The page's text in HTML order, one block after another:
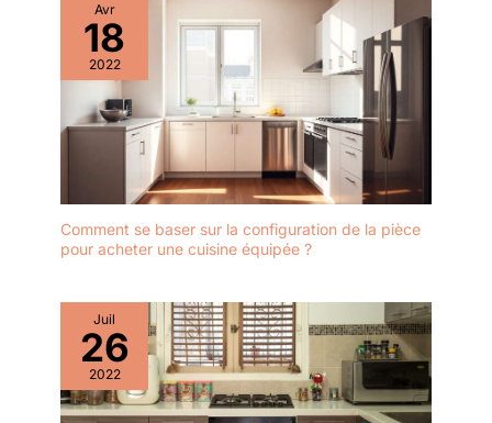
Avr
18
2022
Comment se baser sur la configuration de la pièce
pour acheter une cuisine équipée ?
Juil
26
2022